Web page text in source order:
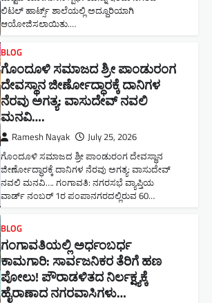
ಲಿಟಲ್ ಹಾರ್ಟ್ಸ್ ಶಾಲೆಯಲ್ಲಿ ಅದ್ದೂರಿಯಾಗಿ
ಆಯೋಜಿಸಲಾಯಿತು.…
BLOG
ಗೊಂದೂಳಿ ಸಮಾಜದ ಶ್ರೀ ಪಾಂಡುರಂಗ
ದೇವಸ್ಥಾನ ಜೀರ್ಣೋದ್ಧಾರಕ್ಕೆ ದಾನಿಗಳ
ನೆರವು ಅಗತ್ಯ: ವಾಸುದೇವ್ ನವಲಿ
ಮನವಿ​….
Ramesh Nayak July 25, 2026
ಗೊಂದೂಳಿ ಸಮಾಜದ ಶ್ರೀ ಪಾಂಡುರಂಗ ದೇವಸ್ಥಾನ
ಜೀರ್ಣೋದ್ಧಾರಕ್ಕೆ ದಾನಿಗಳ ನೆರವು ಅಗತ್ಯ: ವಾಸುದೇವ್
ನವಲಿ ಮನವಿ​…. ಗಂಗಾವತಿ: ​ನಗರಸಭೆ ವ್ಯಾಪ್ತಿಯ
ವಾರ್ಡ್ ನಂಬರ್ 1ರ ಪಂಪಾನಗರದಲ್ಲಿರುವ 60…
BLOG
ಗಂಗಾವತಿಯಲ್ಲಿ ಅರ್ಧಂಬರ್ಧ
ಕಾಮಗಾರಿ: ಸಾರ್ವಜನಿಕರ ತೆರಿಗೆ ಹಣ
ಪೋಲು! ಪೌರಾಡಳಿತದ ನಿರ್ಲಕ್ಷ್ಯಕ್ಕೆ
ಹೈರಾಣಾದ ನಗರವಾಸಿಗಳು​…